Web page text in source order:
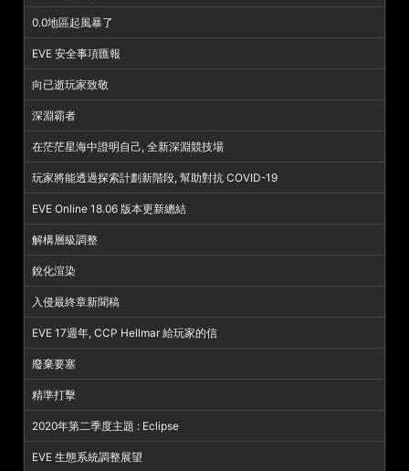
0.0地區起風暴了
EVE 安全事項匯報
向已逝玩家致敬
深淵霸者
在茫茫星海中證明自己, 全新深淵競技場
玩家將能透過探索計劃新階段, 幫助對抗 COVID-19
EVE Online 18.06 版本更新總結
解構層級調整
銳化渲染
入侵最終章新聞稿
EVE 17週年, CCP Hellmar 給玩家的信
廢棄要塞
精準打擊
2020年第二季度主題 : Eclipse
EVE 生態系統調整展望